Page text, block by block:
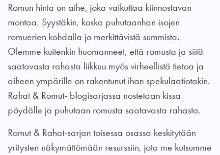
Romun hinta on aihe, joka vaikuttaa kiinnostavan
montaa. Syystäkin, koska puhutaanhan isojen
romuerien kohdalla jo merkittävistä summista.
Olemme kuitenkin huomanneet, että romusta ja siitä
saatavasta rahasta liikkuu myös virheellistä tietoa ja
aiheen ympärille on rakentunut ihan spekulaatiotakin.
Rahat & Romut- blogisarjassa nostetaan kissa
pöydälle ja puhutaan romusta saatavasta rahasta.
Romut & Rahat-sarjan toisessa osassa keskitytään
yritysten näkymättömään resurssiin, jota me kutsumme